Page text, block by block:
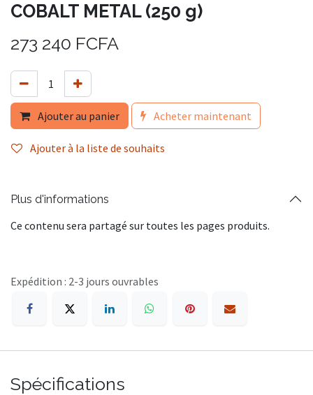
COBALT METAL (250 g)
273 240 FCFA
Ajouter au panier Acheter maintenant
Ajouter à la liste de souhaits
Plus d'informations
Ce contenu sera partagé sur toutes les pages produits.
Expédition : 2-3 jours ouvrables
Spécifications